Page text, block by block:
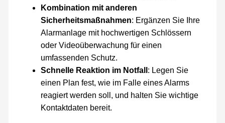
Kombination mit anderen
Sicherheitsmaßnahmen: Ergänzen Sie Ihre
Alarmanlage mit hochwertigen Schlössern
oder Videoüberwachung für einen
umfassenden Schutz.
Schnelle Reaktion im Notfall : Legen Sie
einen Plan fest, wie im Falle eines Alarms
reagiert werden soll, und halten Sie wichtige
Kontaktdaten bereit.